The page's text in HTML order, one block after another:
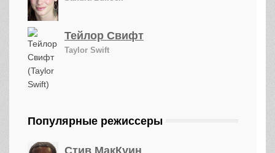
Тейлор Свифт
Taylor Swift
Популярные режиссеры
Стив МакКуин